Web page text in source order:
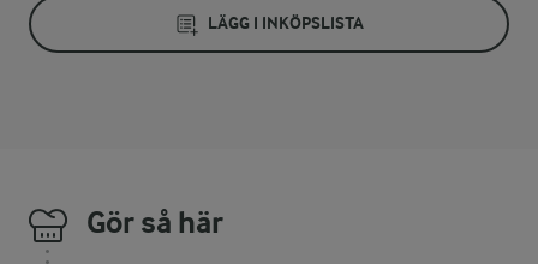
LÄGG I INKÖPSLISTA
Gör så här